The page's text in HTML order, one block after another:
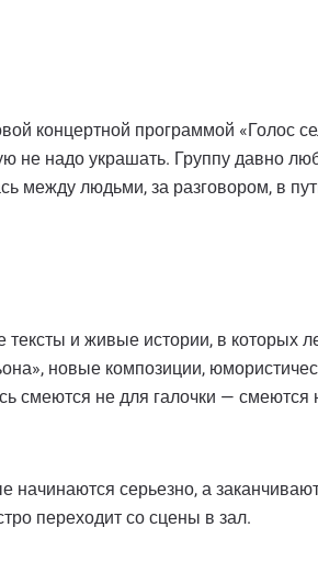
концертной программой «Голос
не надо украшать. Группу давно
между людьми, за разговором, в
и живые истории, в которых
новые композиции,
не для галочки — смеются
начинаются серьезно, а
переходит со сцены в зал.